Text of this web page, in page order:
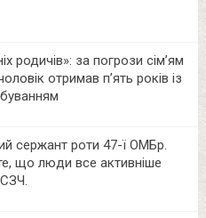
родичів»: за погрози сім’ям
отримав п’ять років із
сержант роти 47-ї ОМБр.
що люди все активніше